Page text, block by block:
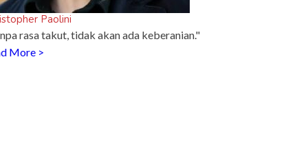
Paolini
rasa takut, tidak akan ada keberanian."
More >